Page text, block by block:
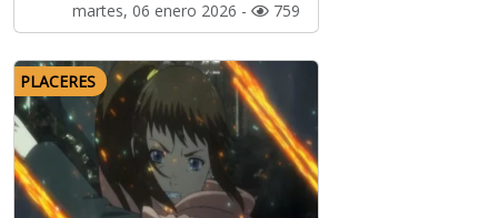
martes, 06 enero 2026 - 759
PLACERES